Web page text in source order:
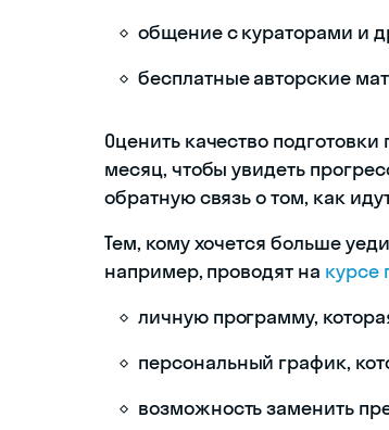
общение с кураторами и
бесплатные авторские
Оценить качество
месяц, чтобы увидеть
обратную связь о том, как
Тем, кому хочется больше
например, проводят на курсе
личную программу,
персональный график,
возможность заменить